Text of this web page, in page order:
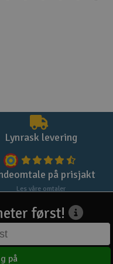
Lynrask levering
på prisjakt
Les våre omtaler
først!
på